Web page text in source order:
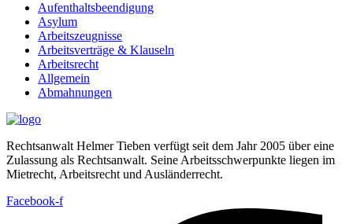
Aufenthaltsbeendigung
Asylum
Arbeitszeugnisse
Arbeitsverträge & Klauseln
Arbeitsrecht
Allgemein
Abmahnungen
Rechtsanwalt Helmer Tieben verfügt seit dem Jahr 2005 über eine
Zulassung als Rechtsanwalt. Seine Arbeitsschwerpunkte liegen im
Mietrecht, Arbeitsrecht und Ausländerrecht.
Facebook-f